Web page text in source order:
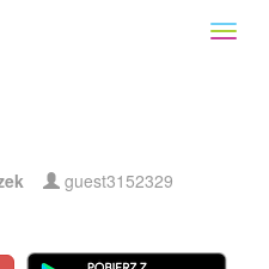
guest3152329